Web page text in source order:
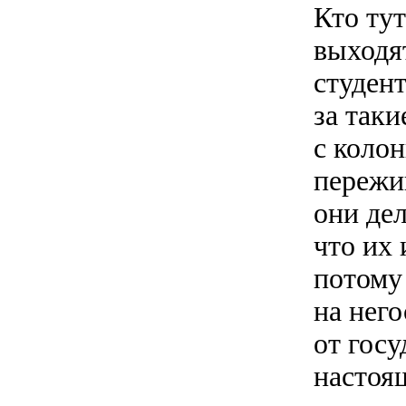
Кто
за
с
они
что их
на
от